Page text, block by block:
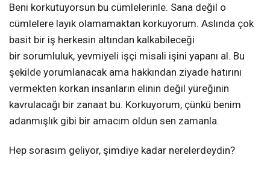
Beni korkutuyorsun bu cümlelerinle. Sana değil o
cümlelere layık olamamaktan korkuyorum. Aslında çok
basit bir iş herkesin altından kalkabileceği
bir sorumluluk, yevmiyeli işçi misali işini yapanı al. Bu
şekilde yorumlanacak ama hakkından ziyade hatırını
vermekten korkan insanların elinin değil yüreğinin
kavrulacağı bir zanaat bu. Korkuyorum, çünkü benim
adanmışlık gibi bir amacım oldun sen zamanla.
Hep sorasım geliyor, şimdiye kadar nerelerdeydin?